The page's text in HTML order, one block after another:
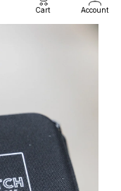
Cart Account